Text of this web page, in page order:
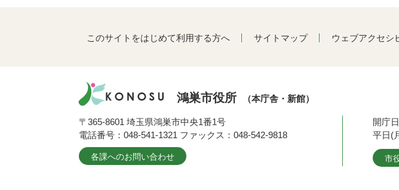
このサイトをはじめて利用する方へ サイトマップ ウェブアクセシ
鴻巣市役所 （本庁舎・新館）
〒365-8601 埼玉県鴻巣市中央1番1号
電話番号：048-541-1321 ファックス：048-542-9818
各課へのお問い合わせ
開庁
平日(
市